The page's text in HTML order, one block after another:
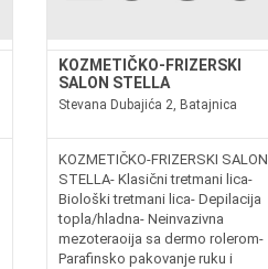
KOZMETIČKO-FRIZERSKI
SALON STELLA
Stevana Dubajića 2, Batajnica
KOZMETIČKO-FRIZERSKI SALON
STELLA- Klasični tretmani lica-
Biološki tretmani lica- Depilacija
topla/hladna- Neinvazivna
mezoteraoija sa dermo rolerom-
Parafinsko pakovanje ruku i